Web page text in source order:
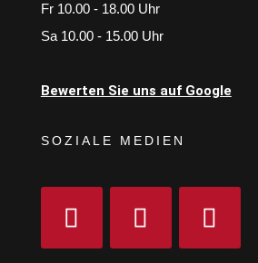
Fr 10.00 - 18.00 Uhr
Sa 10.00 - 15.00 Uhr
Bewerten Sie uns auf Google
SOZIALE MEDIEN